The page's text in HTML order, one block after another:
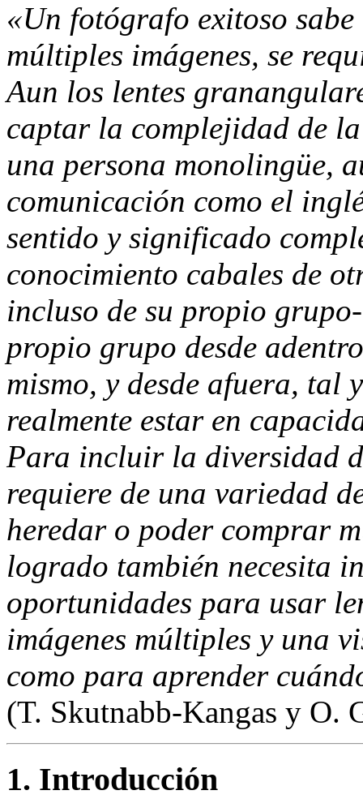
«Un fotógrafo exitoso
múltiples imágenes, se
Aun los lentes
captar la complejidad de
una persona monolingüe,
comunicación como el
sentido y significado
conocimiento cabales de
incluso de su propio
propio grupo desde
mismo, y desde afuera, tal
realmente estar en
Para incluir la diversidad
requiere de una variedad
heredar o poder comprar
logrado también necesita
oportunidades para usar
imágenes múltiples y una
como para aprender
(T. Skutnabb-Kangas y O.
1. Introducción